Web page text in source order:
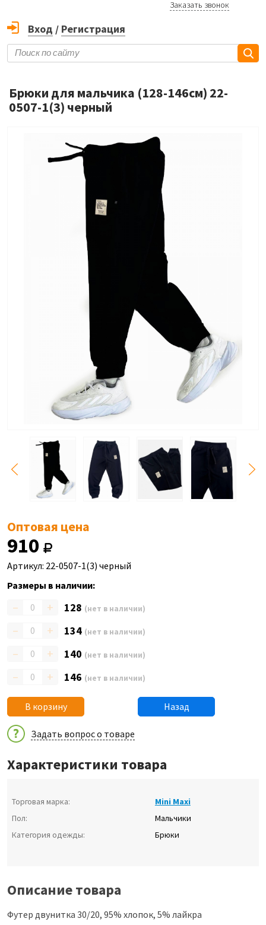
Заказать звонок
Вход / Регистрация
Брюки для мальчика (128-146см) 22-
0507-1(3) черный
Оптовая цена
910
Артикул: 22-0507-1(3) черный
Размеры в наличии:
– + 128 (нет в наличии)
– + 134 (нет в наличии)
– + 140 (нет в наличии)
– + 146 (нет в наличии)
В корзину Назад
Задать вопрос о товаре
Характеристики товара
Торговая марка:
Mini Maxi
Пол:
Мальчики
Категория одежды:
Брюки
Описание товара
Футер двунитка 30/20, 95% хлопок, 5% лайкра